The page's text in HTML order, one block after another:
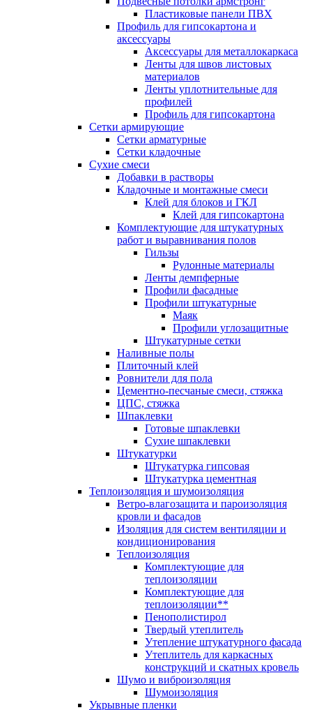
Пластиковые панели ПВХ
Профиль для гипсокартона и
аксессуары
Аксессуары для металлокаркаса
Ленты для швов листовых
материалов
Ленты уплотнительные для
профилей
Профиль для гипсокартона
Сетки армирующие
Сетки арматурные
Сетки кладочные
Сухие смеси
Добавки в растворы
Кладочные и монтажные смеси
Клей для блоков и ГКЛ
Клей для гипсокартона
Комплектующие для штукатурных
работ и выравнивания полов
Гильзы
Рулонные материалы
Ленты демпферные
Профили фасадные
Профили штукатурные
Маяк
Профили углозащитные
Штукатурные сетки
Наливные полы
Плиточный клей
Ровнители для пола
Цементно-песчаные смеси, стяжка
ЦПС, стяжка
Шпаклевки
Готовые шпаклевки
Сухие шпаклевки
Штукатурки
Штукатурка гипсовая
Штукатурка цементная
Теплоизоляция и шумоизоляция
Ветро-влагозащита и пароизоляция
кровли и фасадов
Изоляция для систем вентиляции и
кондиционирования
Теплоизоляция
Комплектующие для
теплоизоляции
Комплектующие для
теплоизоляции**
Пенополистирол
Твердый утеплитель
Утепление штукатурного фасада
Утеплитель для каркасных
конструкций и скатных кровель
Шумо и виброизоляция
Шумоизоляция
Укрывные пленки